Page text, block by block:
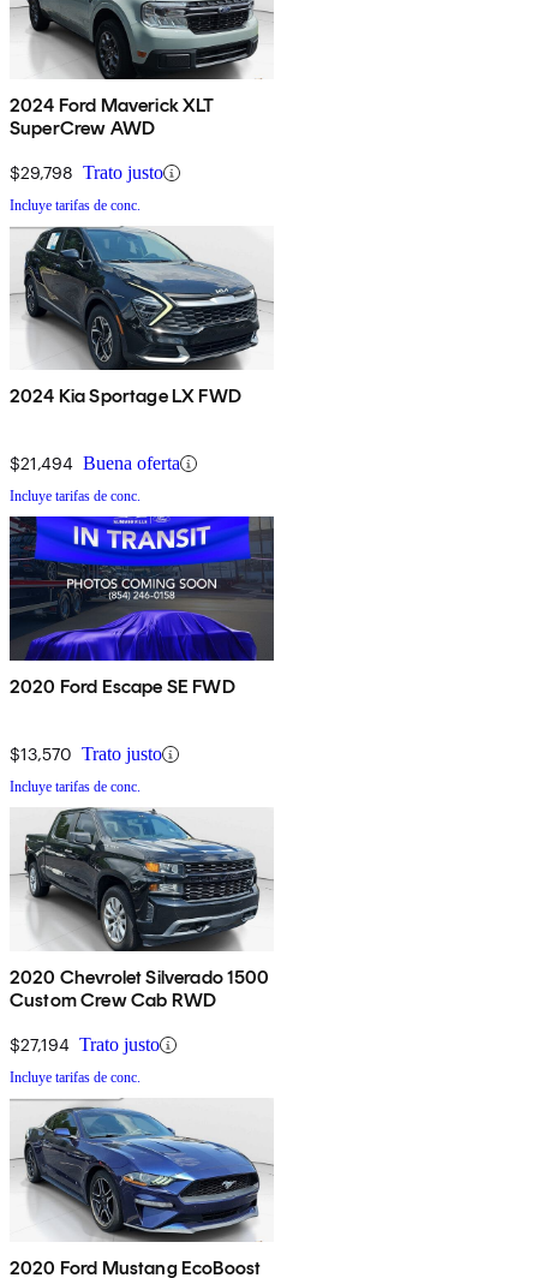
2024 Ford Maverick XLT
SuperCrew AWD
$29,798 Trato justo
Incluye tarifas de conc.
2024 Kia Sportage LX FWD
$21,494 Buena oferta
Incluye tarifas de conc.
2020 Ford Escape SE FWD
$13,570 Trato justo
Incluye tarifas de conc.
2020 Chevrolet Silverado 1500
Custom Crew Cab RWD
$27,194 Trato justo
Incluye tarifas de conc.
2020 Ford Mustang EcoBoost